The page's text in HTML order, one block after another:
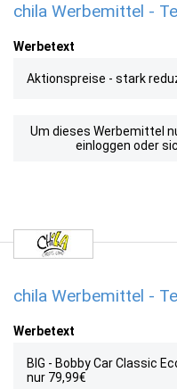
chila Werbemittel -
Werbetext
Aktionspreise - stark
Um dieses Werbemittel
einloggen oder
chila Werbemittel -
Werbetext
BIG - Bobby Car Classic
nur 79,99€